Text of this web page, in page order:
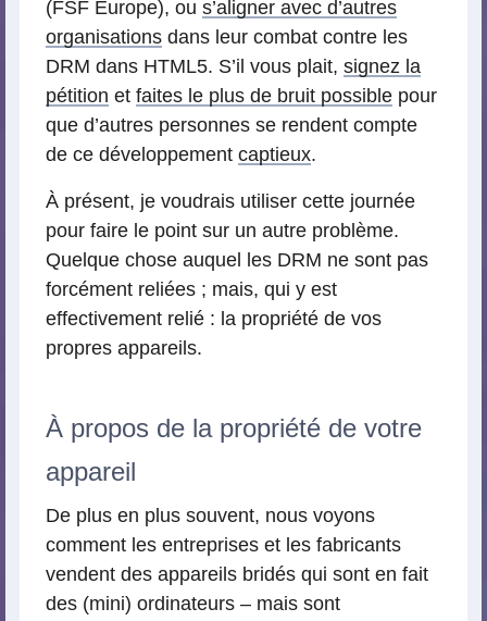
(FSF Europe), ou s’aligner avec d’autres
organisations dans leur combat contre les
DRM dans HTML5. S’il vous plait, signez la
pétition et faites le plus de bruit possible pour
que d’autres personnes se rendent compte
de ce développement captieux.
À présent, je voudrais utiliser cette journée
pour faire le point sur un autre problème.
Quelque chose auquel les DRM ne sont pas
forcément reliées ; mais, qui y est
effectivement relié : la propriété de vos
propres appareils.
À propos de la propriété de votre
appareil
De plus en plus souvent, nous voyons
comment les entreprises et les fabricants
vendent des appareils bridés qui sont en fait
des (mini) ordinateurs – mais sont